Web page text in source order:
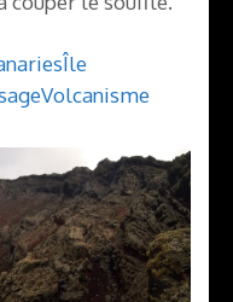
Île
Volcanisme